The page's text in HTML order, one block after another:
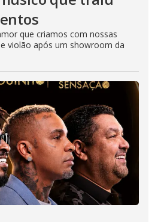
que criamos com nossas
violão após um showroom da